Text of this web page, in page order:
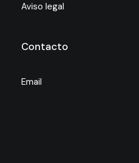
Aviso legal
Contacto
Email